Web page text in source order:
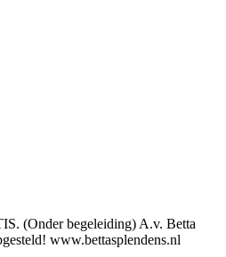
(Onder begeleiding) A.v. Betta
www.bettasplendens.nl